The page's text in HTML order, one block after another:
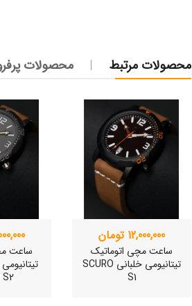
محصولات مرتبط محصولات
12,000,000 تومان
ساعت مچی اتوماتیک
تیتانیومی خلبانی SCURO
S1
ساعت
S2